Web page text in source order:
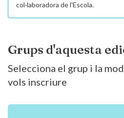
col·laboradora de l'Escola.
Grups d'aquesta
Selecciona el grup i la
vols inscriure